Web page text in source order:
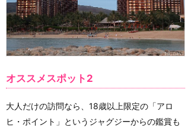
オススメスポット2
大人だけの訪問なら、18歳以上限定の「アロ
ヒ・ポイント」というジャグジーからの鑑賞も